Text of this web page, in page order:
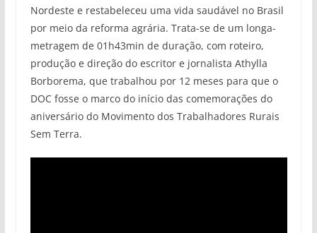
Nordeste e restabeleceu uma vida saudável no Brasil
por meio da reforma agrária. Trata-se de um longa-
metragem de 01h43min de duração, com roteiro,
produção e direção do escritor e jornalista Athylla
Borborema, que trabalhou por 12 meses para que o
DOC fosse o marco do início das comemorações do
aniversário do Movimento dos Trabalhadores Rurais
Sem Terra.